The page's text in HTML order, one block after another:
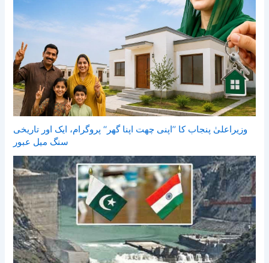
وزیراعلیٰ پنجاب کا ’’اپنی چھت اپنا گھر‘‘ پروگرام، ایک اور تاریخی
سنگ میل عبور